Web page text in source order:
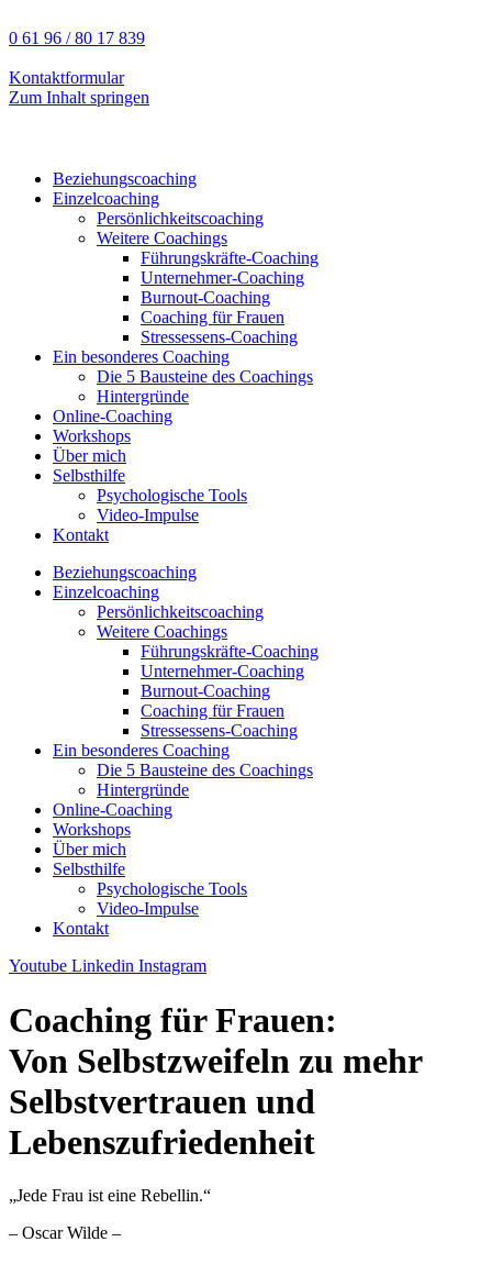
0 61 96 / 80 17 839
Kontaktformular
Zum Inhalt springen
Beziehungscoaching
Einzelcoaching
Persönlichkeitscoaching
Weitere Coachings
Führungskräfte-Coaching
Unternehmer-Coaching
Burnout-Coaching
Coaching für Frauen
Stressessens-Coaching
Ein besonderes Coaching
Die 5 Bausteine des Coachings
Hintergründe
Online-Coaching
Workshops
Über mich
Selbsthilfe
Psychologische Tools
Video-Impulse
Kontakt
Beziehungscoaching
Einzelcoaching
Persönlichkeitscoaching
Weitere Coachings
Führungskräfte-Coaching
Unternehmer-Coaching
Burnout-Coaching
Coaching für Frauen
Stressessens-Coaching
Ein besonderes Coaching
Die 5 Bausteine des Coachings
Hintergründe
Online-Coaching
Workshops
Über mich
Selbsthilfe
Psychologische Tools
Video-Impulse
Kontakt
Youtube Linkedin Instagram
Coaching für Frauen:
Von Selbstzweifeln zu mehr
Selbstvertrauen und
Lebenszufriedenheit
„Jede Frau ist eine Rebellin.“
– Oscar Wilde –